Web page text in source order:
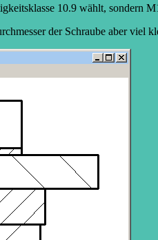
10.9 wählt, sondern
der Schraube aber viel